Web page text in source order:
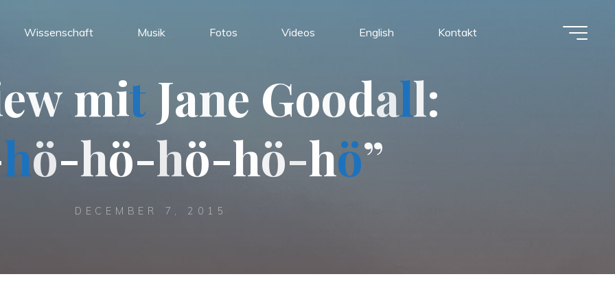
Wissenschaft Musik Fotos Videos English Kontakt
ew mit Jane Goodall:
hö-hö-hö-hö-hö”
DECEMBER 7, 2015